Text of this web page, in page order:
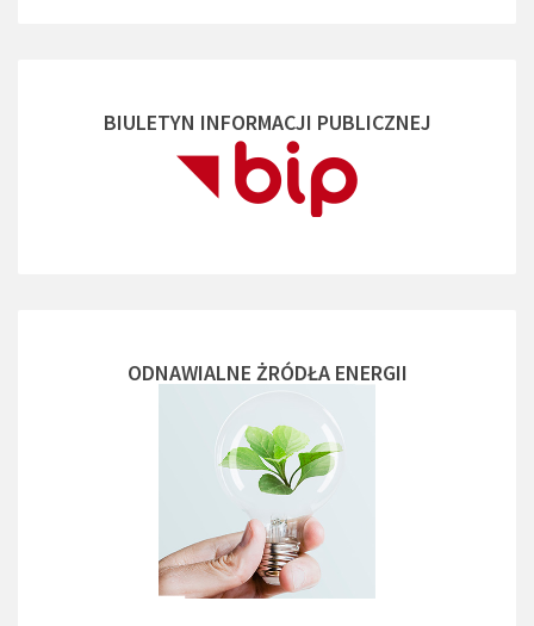
BIULETYN INFORMACJI PUBLICZNEJ
ODNAWIALNE ŻRÓDŁA ENERGII